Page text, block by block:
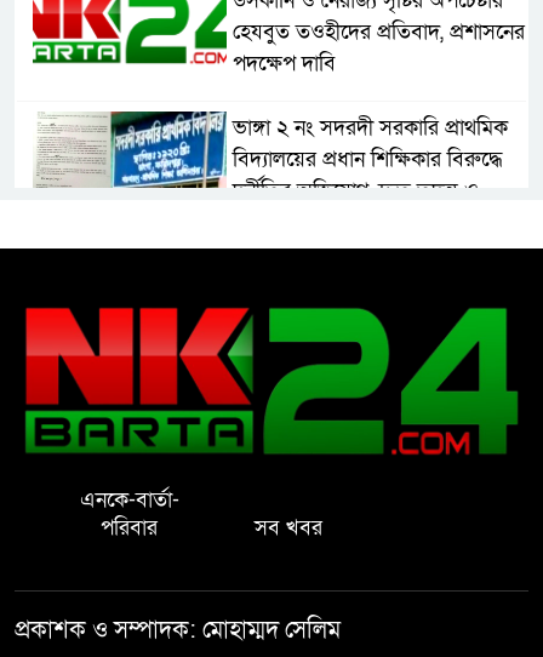
হেযবুত তওহীদের প্রতিবাদ, প্রশাসনের
পদক্ষেপ দাবি
ভাঙ্গা ২ নং সদরদী সরকারি প্রাথমিক
বিদ্যালয়ের প্রধান শিক্ষিকার বিরুদ্ধে
দুর্নীতির অভিযোগ, দ্রুত তদন্ত ও
সেলিম
নোয়াখালীতে ইসলামী মহা-সমাবেশ
সফল করতে মতবিনিময় সভা
হাতে ধর্ষণের শিকার স্কুলছাত্রী
গভীর রাতে চাচীর ঘরে ভাতিজা,
পুরুষাঙ্গ কেটে উধাও চাচী
এনকে-বার্তা-
পরিবার
সব খবর
প্রকাশক ও সম্পাদক: মোহাম্মদ সেলিম